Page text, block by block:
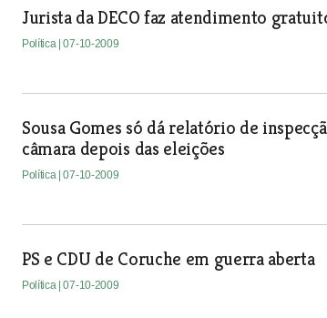
Jurista da DECO faz atendimento
Política | 07-10-2009
Sousa Gomes só dá relatório de
câmara depois das eleições
Política | 07-10-2009
PS e CDU de Coruche em guerra aberta
Política | 07-10-2009